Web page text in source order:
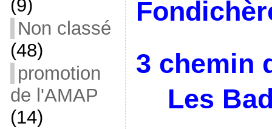
(9)
Non classé
(48)
promotion
de l'AMAP
(14)
3 chemin
Les